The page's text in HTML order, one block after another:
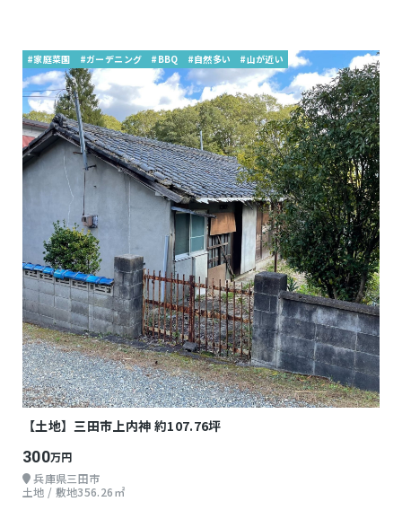
#家庭菜園 #ガーデニング #BBQ #自然多い #山が近い
【土地】三田市上内神 約107.76坪
300万円
兵庫県三田市
土地 / 敷地356.26㎡